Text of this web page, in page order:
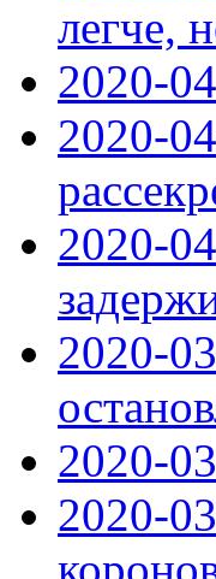
легче,
2020-
2020-
2020-
2020-
2020-
2020-